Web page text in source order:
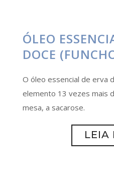
ÓLEO
DOCE
O óleo essencial de erva
elemento 13 vezes mais
mesa, a sacarose.
LEIA